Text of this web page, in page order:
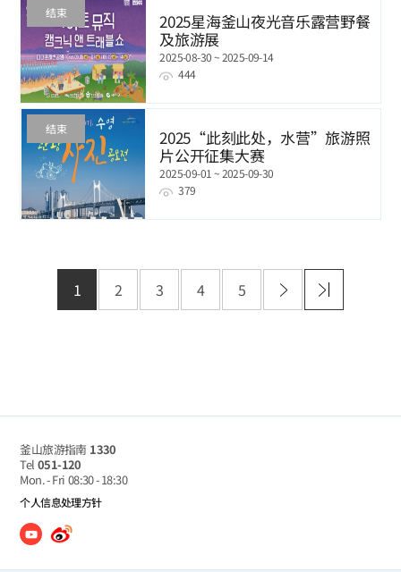
结束
2025星海釜山夜光音乐露营野餐
及旅游展
2025-08-30 ~ 2025-09-14
444
结束
2025“此刻此处，水营”旅游照
片公开征集大赛
2025-09-01 ~ 2025-09-30
379
1 2 3 4 5
釜山旅游指南 1330
Tel 051-120
Mon. - Fri 08:30 - 18:30
个人信息处理方针